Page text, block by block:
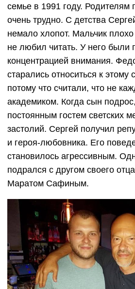
семье в 1991 году. Родителям
очень трудно. С детства
немало хлопот. Мальчик
не любил читать. У него были
концентрацией внимания.
старались относиться к этому
потому что считали, что не
академиком. Когда сын
постоянным гостем светских
застолий. Сергей получил
и героя-любовника. Его
становилось агрессивным.
подрался с другом своего
Маратом Сафиным.